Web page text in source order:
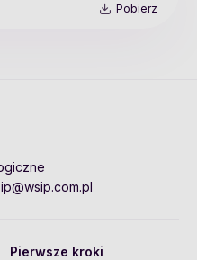
Pobierz
Pierwsze kroki